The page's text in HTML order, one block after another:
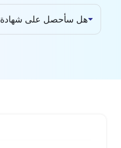
هل سأحصل على